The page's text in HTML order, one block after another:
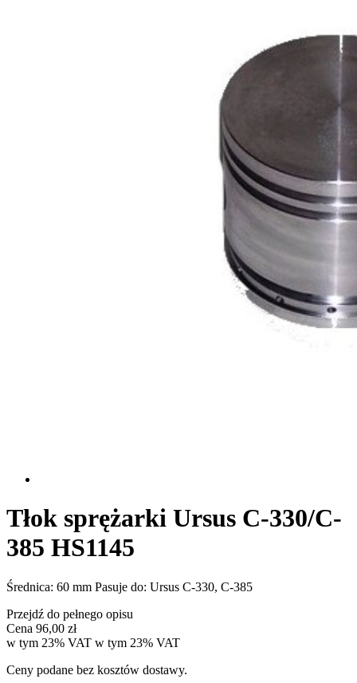
Tłok sprężarki Ursus C-330/C-
385 HS1145
Średnica: 60 mm Pasuje do: Ursus C-330, C-385
Przejdź do pełnego opisu
Cena 96,00 zł
w tym 23% VAT w tym 23% VAT
Ceny podane bez kosztów dostawy.